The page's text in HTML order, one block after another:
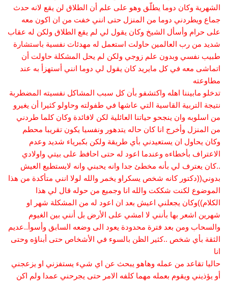
الشهرية وكان دوما يطلّق وهو على علم أن الطلاق لن يقع لانه حدث
جماع ويطردني دوما من المنزل حتى انني خفت من ان اكون معه
على حرام وأسأل الشيخ وكان يقول لي لم يقع الطلاق ولكن له عقاب
شديد من رب العالمين حاولت استعمل له مهدئات نفسية باستشارة
طبيب نفسي وبدون علم زوجي ولكن لم يحل المشكلة حاولت أن
اتماشى معه في كل مايريد كان يقول لي دوما انني أستهزأ به عند
مطاوعته
تدخلو مابيننا اهله واكتشفو بأن كل سبب المشاكل نفسيته المضطربة
نتيجة التربية القاسية التي عاشها في طفولته وحاولو كثيرا أن يغيرو
من اسلوبه وان ينجحو حياتنا العائلية لكن لافائدة وكان كلما طردني
من المنزل وأخرج انا كان حاله يتدهور ونفسيا يكون تقريبا محطم
وكان يحاول ان يستعيدني بأي طريقة ولكن بكبرياء شديد وعدم
الاعتراف بأخطاءه وعندما اعود له حتى احافظ على بيتي واولادي
..كان يعترف لي بأنه مخطئ جدا وانه يحبني وانه لايستطيع العيش
بدوني((دكتور كانه شخص يسكراو يخمر والله لولا انني متأكدة من هذا
الموضوع لكنت شككت والله انا وجميع من حوله قال لي هذا
الكلام))وكان يجعلني اعيش بعد ان اعود له من المشكلة شهر او
شهرين اشعر بها بأنني لا امشي على الأرض بل أنني بين الغيوم
والسحاب ومن بعد فترة محدودة يعود الى وضعه السابق وأسوأ..عديم
الثقة بأي شخص ..كثير الظن بالسوء في الأشخاص حتى أبناؤه وحتى
انا
حاليا تقاعد من عمله وهاهو يبحث عن اي شيء يستفزني او يزعجني
أو يؤذيني ويقوم بعمله مهما كلفه الامر حتى يجرحني عمدا ولم اكن